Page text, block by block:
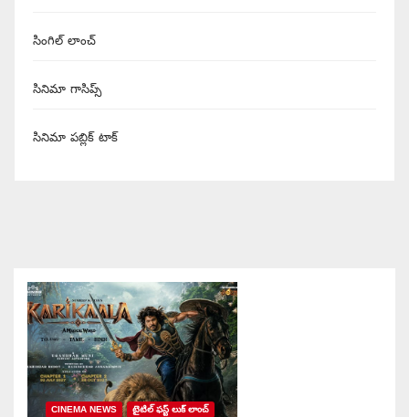
సింగిల్ లాంచ్
సినిమా గాసిప్స్
సినిమా పబ్లిక్ టాక్
CINEMA NEWS టైటిల్ ఫస్ట్ లుక్ లాంచ్